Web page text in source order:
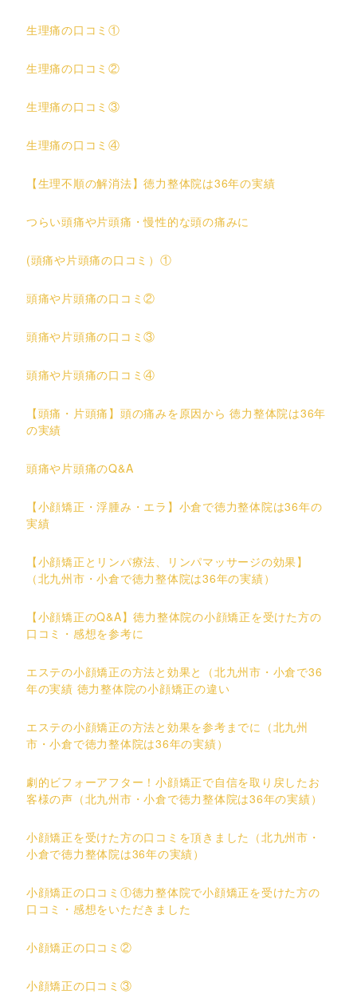
生理痛の口コミ①
生理痛の口コミ②
生理痛の口コミ③
生理痛の口コミ④
【生理不順の解消法】徳力整体院は36年の実績
つらい頭痛や片頭痛・慢性的な頭の痛みに
(頭痛や片頭痛の口コミ）①
頭痛や片頭痛の口コミ②
頭痛や片頭痛の口コミ③
頭痛や片頭痛の口コミ④
【頭痛・片頭痛】頭の痛みを原因から 徳力整体院は36年
の実績
頭痛や片頭痛のQ&A
【小顔矯正・浮腫み・エラ】小倉で徳力整体院は36年の
実績
【小顔矯正とリンパ療法、リンパマッサージの効果】
（北九州市・小倉で徳力整体院は36年の実績）
【小顔矯正のQ&A】徳力整体院の小顔矯正を受けた方の
口コミ・感想を参考に
エステの小顔矯正の方法と効果と（北九州市・小倉で36
年の実績 徳力整体院の小顔矯正の違い
エステの小顔矯正の方法と効果を参考までに（北九州
市・小倉で徳力整体院は36年の実績）
劇的ビフォーアフター！小顔矯正で自信を取り戻したお
客様の声（北九州市・小倉で徳力整体院は36年の実績）
小顔矯正を受けた方の口コミを頂きました（北九州市・
小倉で徳力整体院は36年の実績）
小顔矯正の口コミ①徳力整体院で小顔矯正を受けた方の
口コミ・感想をいただきました
小顔矯正の口コミ②
小顔矯正の口コミ③